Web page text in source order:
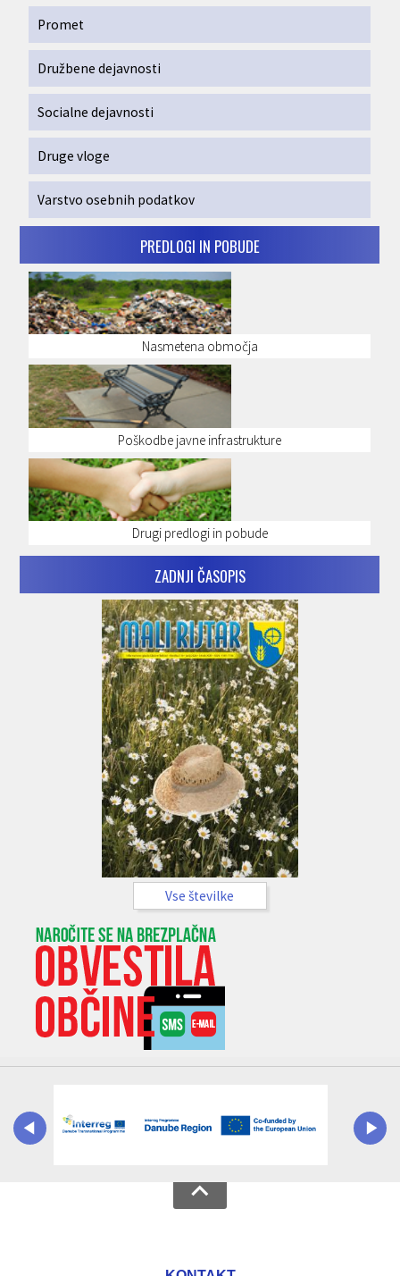
Promet
Družbene dejavnosti
Socialne dejavnosti
Druge vloge
Varstvo osebnih podatkov
PREDLOGI IN POBUDE
Nasmetena območja
Poškodbe javne infrastrukture
Drugi predlogi in pobude
ZADNJI ČASOPIS
Vse številke